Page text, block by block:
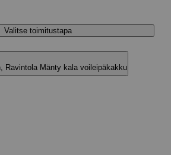
Valitse toimitustapa
Ravintola Mänty kala voileipäkakku